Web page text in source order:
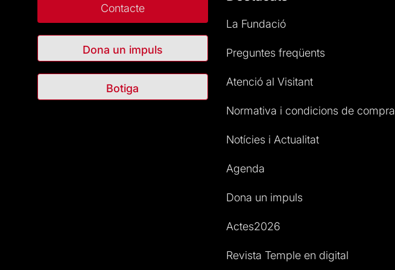
Contacte
Dona un impuls
Botiga
La Fundació
Preguntes freqüents
Atenció al Visitant
Normativa i condicions de compra
Notícies i Actualitat
Agenda
Dona un impuls
Actes2026
Revista Temple en digital